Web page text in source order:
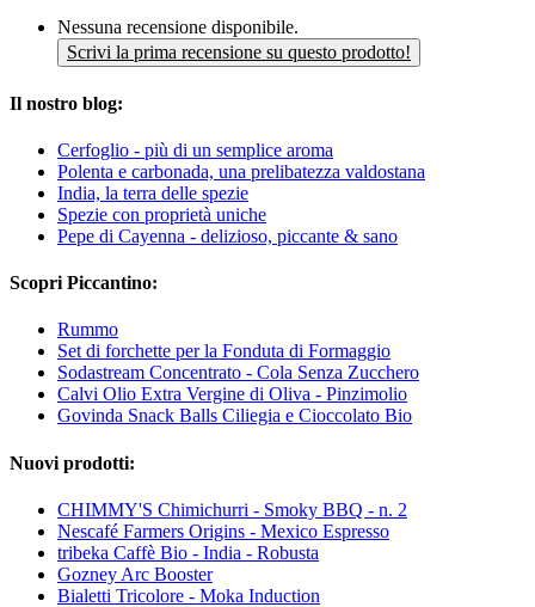
Nessuna recensione disponibile.
Scrivi la prima recensione su questo prodotto!
Il nostro blog:
Cerfoglio - più di un semplice aroma
Polenta e carbonada, una prelibatezza valdostana
India, la terra delle spezie
Spezie con proprietà uniche
Pepe di Cayenna - delizioso, piccante & sano
Scopri Piccantino:
Rummo
Set di forchette per la Fonduta di Formaggio
Sodastream Concentrato - Cola Senza Zucchero
Calvi Olio Extra Vergine di Oliva - Pinzimolio
Govinda Snack Balls Ciliegia e Cioccolato Bio
Nuovi prodotti:
CHIMMY'S Chimichurri - Smoky BBQ - n. 2
Nescafé Farmers Origins - Mexico Espresso
tribeka Caffè Bio - India - Robusta
Gozney Arc Booster
Bialetti Tricolore - Moka Induction